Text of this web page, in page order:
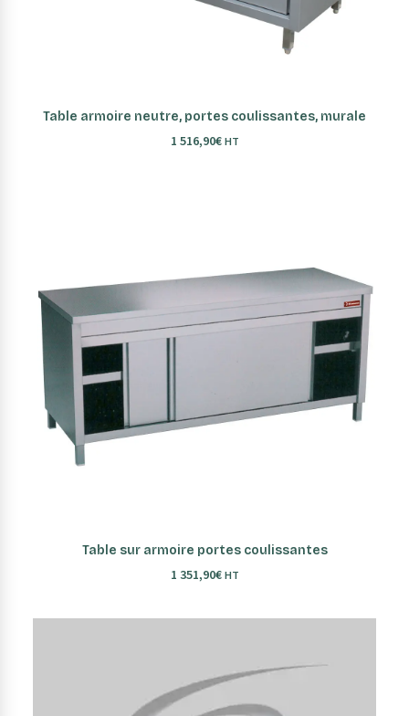
AJOUTER AU PANIER
Table armoire neutre, portes coulissantes, murale
1 516,90€ HT
AJOUTER AU PANIER
Table sur armoire portes coulissantes
1 351,90€ HT